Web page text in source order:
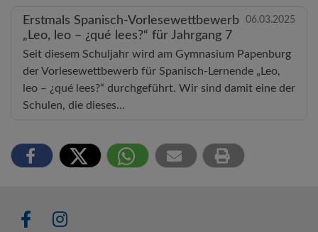
Erstmals Spanisch-Vorlesewettbewerb
„Leo, leo – ¿qué lees?“ für Jahrgang 7
06.03.2025
Seit diesem Schuljahr wird am Gymnasium Papenburg
der Vorlesewettbewerb für Spanisch-Lernende „Leo,
leo – ¿qué lees?“ durchgeführt. Wir sind damit eine der
Schulen, die dieses…